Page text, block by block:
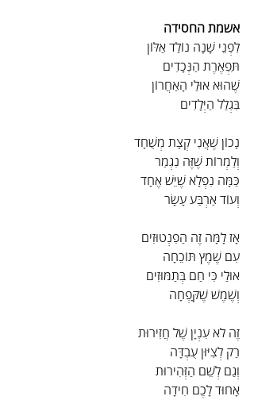
אשמת החסידה
לִפְנֵי שָׁנָה נוֹלַד אַלּוֹן
תִּפְאֶרֶת הַנְּכָדִים
שֶׁהוּא אוּלַי הָאַחֲרוֹן
בִּגְלַל הַיְּלָדִים
נָכוֹן שֶׁאֲנִי קְצָת מְשֻׁחָד
וְלַמְרוֹת שֶׁזֶּה נִגְמַר
כַּמָּה נִפְלָא שֶׁיֵּשׁ אֶחָד
וְעוֹד אַרְבַּע עָשָׂר
אָז לָמָּה זֶה הַפִנְטוּזִים
עִם שֶׁמֶץ תּוֹכֵחָה
אוּלַי כִּי חַם בְּתַמּוּזִים
וְשֶׁמֶשׁ שֶׁקָּפְחָה
זֶה לֹא עִנְיָן שֶׁל חֲזִירוּת
רַק לְצִיּוּן עֻבְדָּה
וְגַם לְשֵׁם הַזְּהִירוּת
אָחוּד לָכֶם חִידָה